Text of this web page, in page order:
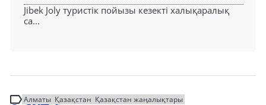
Jibek Joly туристік пойызы кезекті халықаралық
са...
Алматы Қазақстан Қазақстан жаңалықтары